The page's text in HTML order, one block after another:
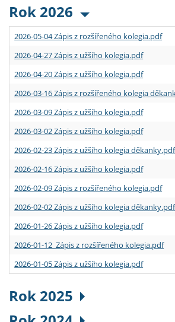
Rok 2026
2026-05-04 Zápis z rozšířeného kolegia.pdf
2026-04-27 Zápis z užšího kolegia.pdf
2026-04-20 Zápis z užšího kolegia.pdf
2026-03-16 Zápis z rozšířeného kolegia
2026-03-09 Zápis z užšího kolegia.pdf
2026-03-02 Zápis z užšího kolegia.pdf
2026-02-23 Zápis z užšího kolegia děkanky.pdf
2026-02-16 Zápis z užšího kolegia.pdf
2026-02-09 Zápis z rozšířeného kolegia.pdf
2026-02-02 Zápis z užšího kolegia děkanky.pdf
2026-01-26 Zápis z užšího kolegia.pdf
2026-01-12 Zápis z rozšířeného kolegia.pdf
2026-01-05 Zápis z užšího kolegia.pdf
Rok 2025